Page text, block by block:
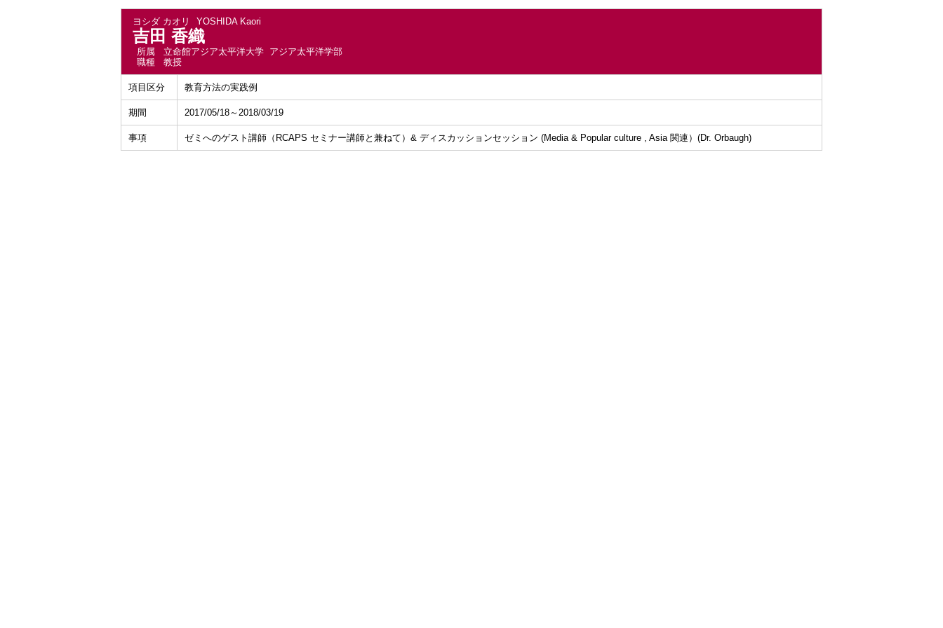
ヨシダ カオリ YOSHIDA Kaori
吉田 香織
所属
立命館アジア太平洋大学 アジア太平洋学部
職種
教授
項目区分 教育方法の実践例
期間 2017/05/18～2018/03/19
事項 ゼミへのゲスト講師（RCAPS セミナー講師と兼ねて）& ディスカッションセッション (Media & Popular culture , Asia 関連）(Dr. Orbaugh)